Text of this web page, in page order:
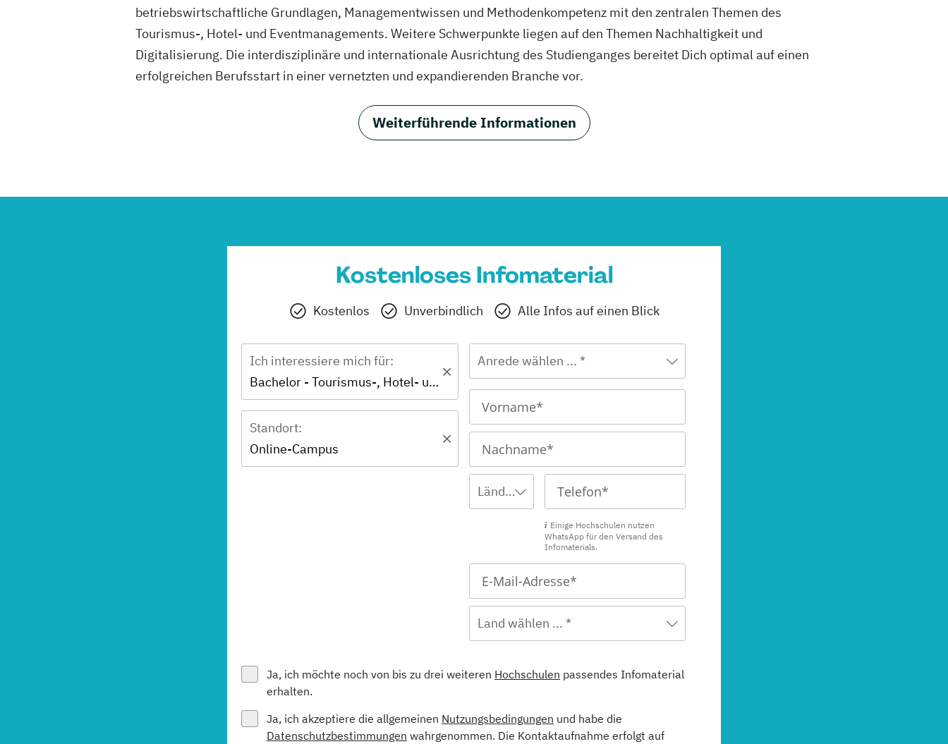
betriebswirtschaftliche Grundlagen, Managementwissen und Methodenkompetenz mit den zentralen Themen des
Tourismus-, Hotel- und Eventmanagements. Weitere Schwerpunkte liegen auf den Themen Nachhaltigkeit und
Digitalisierung. Die interdisziplinäre und internationale Ausrichtung des Studienganges bereitet Dich optimal auf einen
erfolgreichen Berufsstart in einer vernetzten und expandierenden Branche vor.
Weiterführende Informationen
Kostenloses Infomaterial
Kostenlos Unverbindlich Alle Infos auf einen Blick
Ich interessiere mich für:
Bachelor - Tourismus-, Hotel- und Eventmanagement
Standort:
Online-Campus
Anrede wählen ... *
Ländervorwahl wählen ... *
Einige Hochschulen nutzen
WhatsApp für den Versand des
Infomaterials.
Land wählen ... *
Ja, ich möchte noch von bis zu drei weiteren Hochschulen passendes Infomaterial
erhalten.
Ja, ich akzeptiere die allgemeinen Nutzungsbedingungen und habe die
Datenschutzbestimmungen wahrgenommen. Die Kontaktaufnahme erfolgt auf